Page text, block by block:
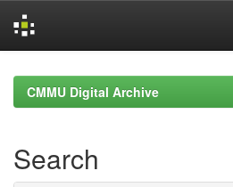
navigationCMMU Digital Archive
Search